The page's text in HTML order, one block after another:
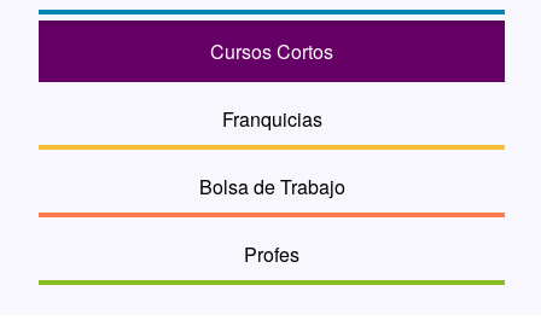
Cursos Cortos
Franquicias
Bolsa de Trabajo
Profes